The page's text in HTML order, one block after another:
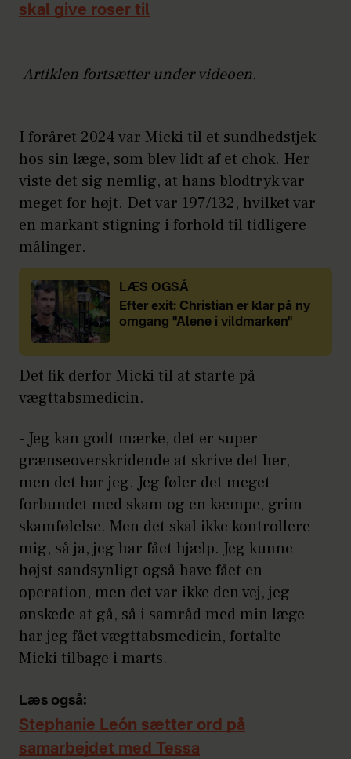
skal give roser til
Artiklen fortsætter under videoen.
I foråret 2024 var Micki til et sundhedstjek
hos sin læge, som blev lidt af et chok. Her
viste det sig nemlig, at hans blodtryk var
meget for højt. Det var 197/132, hvilket var
en markant stigning i forhold til tidligere
målinger.
LÆS OGSÅ
Efter exit: Christian er klar på ny
omgang "Alene i vildmarken"
Det fik derfor Micki til at starte på
vægttabsmedicin.
- Jeg kan godt mærke, det er super
grænseoverskridende at skrive det her,
men det har jeg. Jeg føler det meget
forbundet med skam og en kæmpe, grim
skamfølelse. Men det skal ikke kontrollere
mig, så ja, jeg har fået hjælp. Jeg kunne
højst sandsynligt også have fået en
operation, men det var ikke den vej, jeg
ønskede at gå, så i samråd med min læge
har jeg fået vægttabsmedicin, fortalte
Micki tilbage i marts.
Læs også:
Stephanie León sætter ord på
samarbejdet med Tessa